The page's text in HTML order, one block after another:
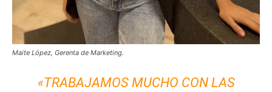
Maite López, Gerenta de Marketing.
«TRABAJAMOS MUCHO CON LAS